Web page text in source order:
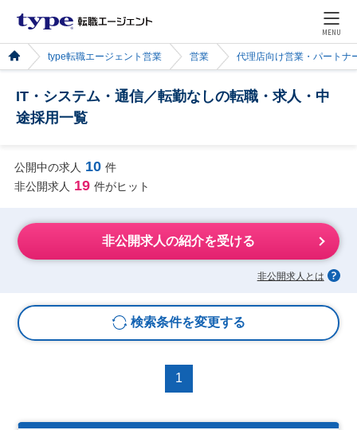
MENU
type転職エージェント営業 営業 代理店向け営業・パートナ
IT・システム・通信／転勤なしの転職・求人・中
途採用一覧
公開中の求人 10 件
非公開求人 19 件がヒット
非公開求人の紹介を受ける
非公開求人とは
検索条件を変更する
1